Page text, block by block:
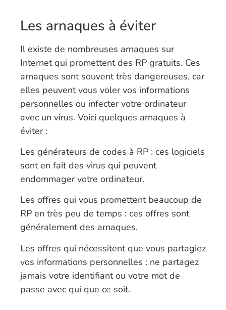
Les arnaques à éviter
Il existe de nombreuses arnaques sur
Internet qui promettent des RP gratuits. Ces
arnaques sont souvent très dangereuses, car
elles peuvent vous voler vos informations
personnelles ou infecter votre ordinateur
avec un virus. Voici quelques arnaques à
éviter :
Les générateurs de codes à RP : ces logiciels
sont en fait des virus qui peuvent
endommager votre ordinateur.
Les offres qui vous promettent beaucoup de
RP en très peu de temps : ces offres sont
généralement des arnaques.
Les offres qui nécessitent que vous partagiez
vos informations personnelles : ne partagez
jamais votre identifiant ou votre mot de
passe avec qui que ce soit.